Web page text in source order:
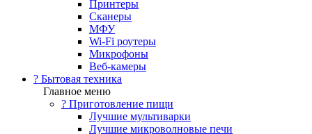
Принтеры
Сканеры
МФУ
Wi-Fi роутеры
Микрофоны
Веб-камеры
? Бытовая техника
Главное меню
? Приготовление пищи
Лучшие мультиварки
Лучшие микроволновые печи